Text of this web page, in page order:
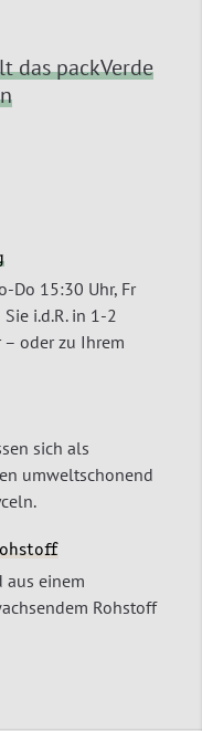
das packVerde
Do 15:30 Uhr, Fr
i.d.R. in 1-2
– oder zu Ihrem
sich als
umweltschonend
aus einem
Rohstoff